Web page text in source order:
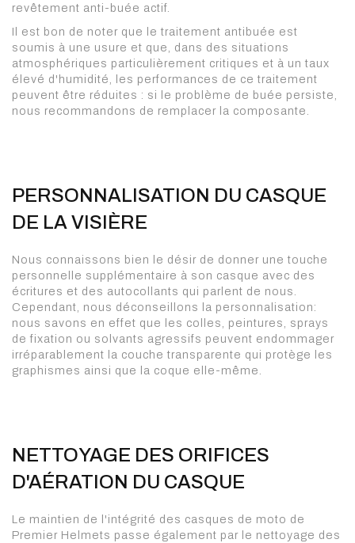
revêtement anti-buée actif.
Il est bon de noter que le traitement antibuée est
soumis à une usure et que, dans des situations
atmosphériques particulièrement critiques et à un taux
élevé d'humidité, les performances de ce traitement
peuvent être réduites : si le problème de buée persiste,
nous recommandons de remplacer la composante.
PERSONNALISATION DU CASQUE
DE LA VISIÈRE
Nous connaissons bien le désir de donner une touche
personnelle supplémentaire à son casque avec des
écritures et des autocollants qui parlent de nous.
Cependant, nous déconseillons la personnalisation:
nous savons en effet que les colles, peintures, sprays
de fixation ou solvants agressifs peuvent endommager
irréparablement la couche transparente qui protège les
graphismes ainsi que la coque elle-même.
NETTOYAGE DES ORIFICES
D'AÉRATION DU CASQUE
Le maintien de l'intégrité des casques de moto de
Premier Helmets passe également par le nettoyage des